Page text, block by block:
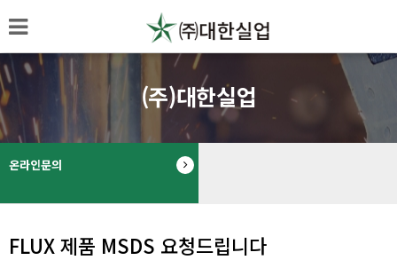
(주)대한실업
온라인문의
FLUX 제품 MSDS 요청드립니다